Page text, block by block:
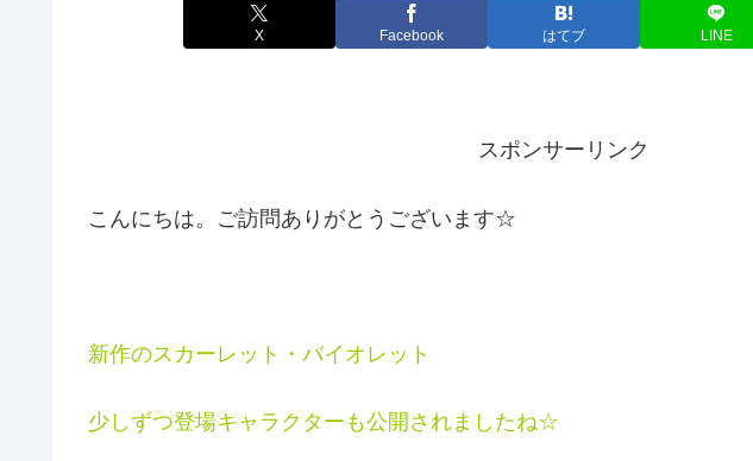
X Facebook はてブ LINE
スポンサーリンク
こんにちは。ご訪問ありがとうございます☆
新作のスカーレット・バイオレット
少しずつ登場キャラクターも公開されましたね☆